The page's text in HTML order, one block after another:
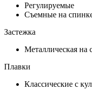
Регулируемые
Съемные на
Застежка
Металлическая на
Плавки
Классические с